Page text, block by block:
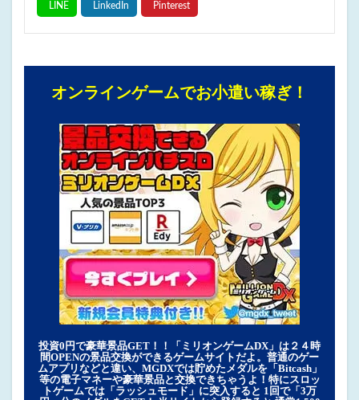
オンラインゲームでお小遣い稼ぎ！
投資0円で豪華景品GET！！「ミリオンゲームDX」は２４時
間OPENの景品交換ができるゲームサイトだよ。普通のゲー
ムアプリなどと違い、MGDXでは貯めたメダルを「Bitcash」
等の電子マネーや豪華景品と交換できちゃうよ！特にスロッ
トゲームでは「ラッシュモード」に突入すると 1回で「3万